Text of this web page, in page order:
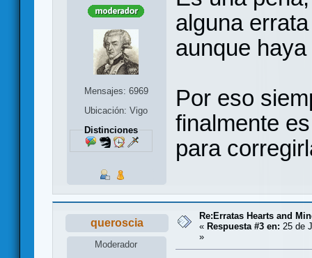
Mensajes: 6969
Ubicación: Vigo
Distinciones
alguna
aunque
Por eso
finalmente
para
queroscia
Moderador
Re:Erratas Hearts and
« Respuesta #3 en: 25 de
»